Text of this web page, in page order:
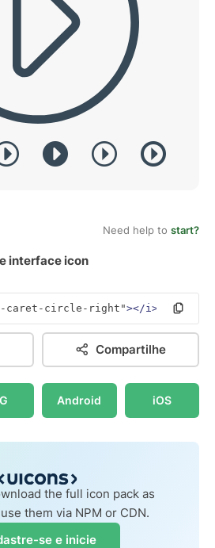
Need help to start?
interface icon
circle-right"></i>
Compartilhe
Android iOS
the full icon pack as
them via NPM or CDN.
se e inicie